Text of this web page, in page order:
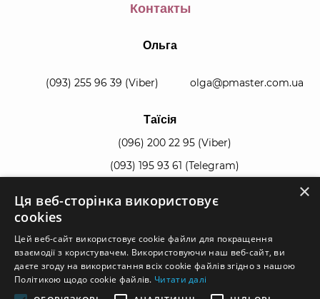
Контакты
Ольга
(093) 255 96 39 (Viber) olga@pmaster.com.ua
Таїсія
(096) 200 22 95(Viber)
(093) 195 93 61 (Telegram)
manager@pmaster.com.ua ×
Ця веб-сторінка використовує
cookies
Цей веб-сайт використовує cookie файли для покращення
взаємодії з користувачем. Використовуючи наш веб-сайт, ви
даєте згоду на використання всіх cookie файлів згідно з нашою
Політикою щодо cookie файлів. Читати далі